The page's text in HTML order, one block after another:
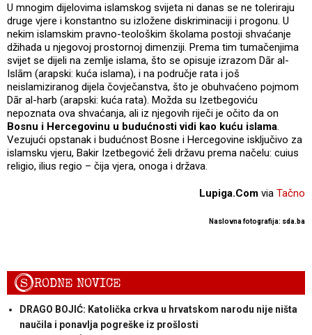
U mnogim dijelovima islamskog svijeta ni danas se ne toleriraju
druge vjere i konstantno su izložene diskriminaciji i progonu. U
nekim islamskim pravno-teološkim školama postoji shvaćanje
džihada u njegovoj prostornoj dimenziji. Prema tim tumačenjima
svijet se dijeli na zemlje islama, što se opisuje izrazom Dār al-
Islām (arapski: kuća islama), i na područje rata i još
neislamiziranog dijela čovječanstva, što je obuhvaćeno pojmom
Dār al-harb (arapski: kuća rata). Možda su Izetbegoviću
nepoznata ova shvaćanja, ali iz njegovih riječi je očito da on
Bosnu i Hercegovinu u budućnosti vidi kao kuću islama.
Vezujući opstanak i budućnost Bosne i Hercegovine isključivo za
islamsku vjeru, Bakir Izetbegović želi državu prema načelu: cuius
religio, ilius regio – čija vjera, onoga i država.
Lupiga.Com via Tačno
Naslovna fotografija: sda.ba
SRODNE NOVICE
DRAGO BOJIĆ: Katolička crkva u hrvatskom narodu nije ništa
naučila i ponavlja pogreške iz prošlosti